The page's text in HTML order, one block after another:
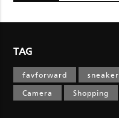
TAG
favforward sneaker
Camera
Shopping